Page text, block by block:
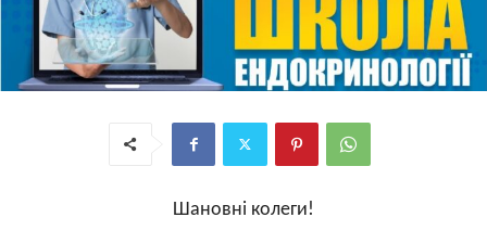
Шановні колеги!